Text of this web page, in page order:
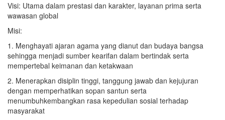
Visi: Utama dalam prestasi dan karakter, layanan prima serta
wawasan global
Misi:
1. Menghayati ajaran agama yang dianut dan budaya bangsa
sehingga menjadi sumber kearifan dalam bertindak serta
mempertebal keimanan dan ketakwaan
2. Menerapkan disiplin tinggi, tanggung jawab dan kejujuran
dengan memperhatikan sopan santun serta
menumbuhkembangkan rasa kepedulian sosial terhadap
masyarakat